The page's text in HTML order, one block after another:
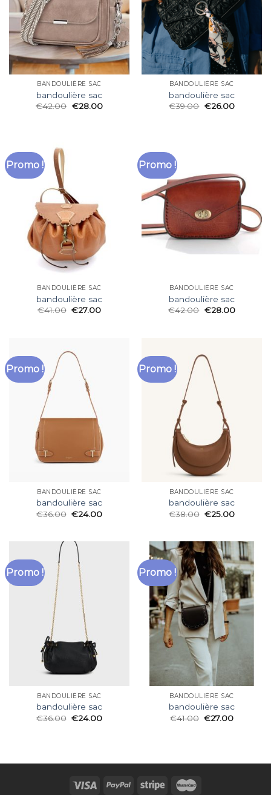
BANDOULIÈRE SAC
bandoulière sac
€42.00 €28.00
BANDOULIÈRE SAC
bandoulière sac
€39.00 €26.00
Promo !
BANDOULIÈRE SAC
bandoulière sac
€41.00 €27.00
Promo !
BANDOULIÈRE SAC
bandoulière sac
€42.00 €28.00
Promo !
BANDOULIÈRE SAC
bandoulière sac
€36.00 €24.00
Promo !
BANDOULIÈRE SAC
bandoulière sac
€38.00 €25.00
Promo !
BANDOULIÈRE SAC
bandoulière sac
€36.00 €24.00
Promo !
BANDOULIÈRE SAC
bandoulière sac
€41.00 €27.00